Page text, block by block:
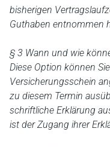
bisherigen
Guthaben entnommen
§ 3 Wann und wie
Diese Option können
Versicherungsschein
zu diesem Termin
schriftliche Erklärung
ist der Zugang ihrer